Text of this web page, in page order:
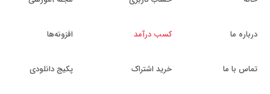
درباره ما
تماس با ما
کسب درآمد
خرید اشتراک
افزونه‌ها
پکیج دانلودی